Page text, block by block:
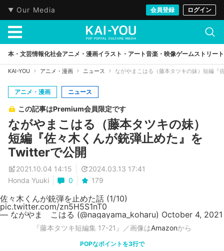
Our Media 会員登録 ログイン
本・文芸情報化社会アニメ・漫画イラスト・アート音楽・映像ゲームストリート
KAI-YOU アニメ・漫画 ニュース ながやまこはる（藤本タツキの妹）短編
アニメ・漫画 ニュース
この記事はPremium会員限定です
ながやまこはる（藤本タツキの妹）
短編『佐々木くんが銃弾止めた』を
Twitterで公開
2021.10.04 14:15
2024.03.13 17:41
Honda Yuuki
0 179
佐々木くんが銃弾を止めた話 (1/10)
pic.twitter.com/zn5H5S1nT0
— ながやま こはる (@nagayama_koharu) October 4, 2021
『藤本タツキ短編集 17-21』／画像はAmazonから
POPなポイントを3行で